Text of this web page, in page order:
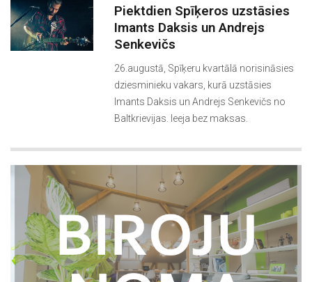
i
g
a
i
i
n
Piektdien Spīķeros uzstāsies
Imants Daksis un Andrejs
Senkevičs
26.augustā, Spīķeru kvartālā norisināsies
dziesminieku vakars, kurā uzstāsies
Imants Daksis un Andrejs Senkevičs no
Baltkrievijas. Ieeja bez maksas.